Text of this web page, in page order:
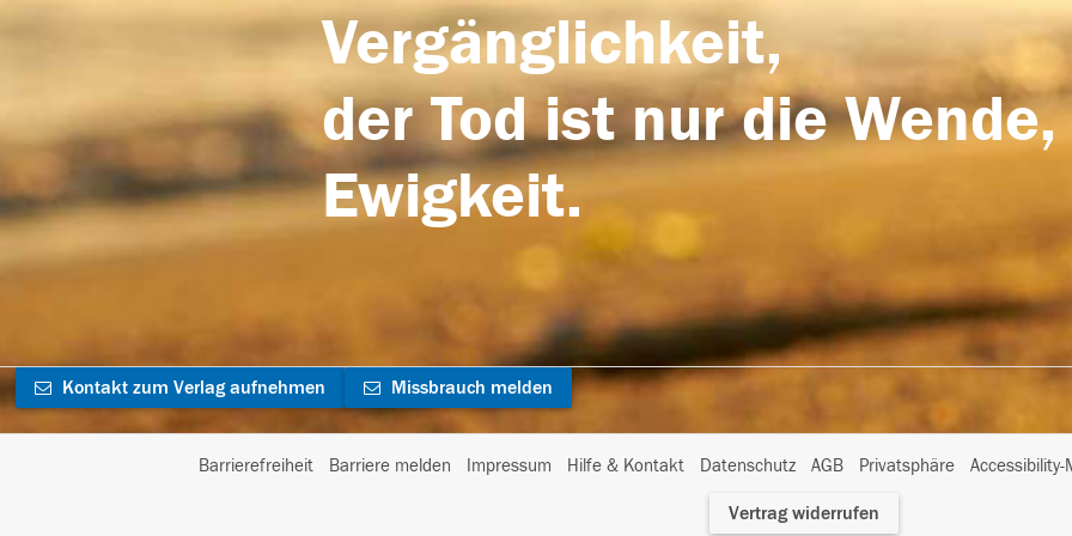
Vergänglichkeit,
der Tod ist nur die
Ewigkeit.
Kontakt zum Verlag aufnehmen Missbrauch melden
Barrierefreiheit Barriere melden Impressum Hilfe & Kontakt Datenschutz AGB Privatsphäre
I
Vertrag widerrufen